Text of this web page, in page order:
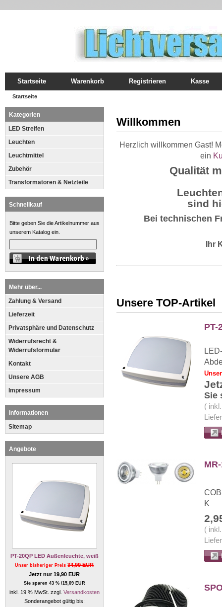
Startseite Warenkorb Registrieren Kasse
Startseite
Kategorien
LED Streifen
Leuchten
Leuchtmittel
Zubehör
Transformatoren & Netzteile
Schnellkauf
Bitte geben Sie die Artikelnummer aus
unserem Katalog ein.
Mehr über...
Zahlung & Versand
Lieferzeit
Privatsphäre und Datenschutz
Widerrufsrecht &
Widerrufsformular
Kontakt
Unsere AGB
Impressum
Informationen
Sitemap
Angebote
PT-20QP LED Außenleuchte, weiß
Unser bisheriger Preis34,99 EUR
Jetzt nur 19,90 EUR
Sie sparen 43 % /15,09 EUR
inkl. 19 % MwSt. zzgl. Versandkosten
Sonderangebot gültig bis:
Willkommen
Herzlich willkommenGast!
ein
Qualität
sind
Bei technischen
Ihr
Unsere TOP-Artikel
PT-
Sie
(
K
(